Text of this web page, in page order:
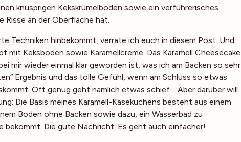
knusprigen Kekskrümelboden sowie ein verführerisches
Risse an der Oberfläche hat.
Techniken hinbekommt, verrate ich euch in diesem Post. Und
mit Keksboden sowie Karamellcreme. Das Karamell Cheesecake
mir wieder einmal klar geworden ist, was ich am Backen so sehr
Ergebnis und das tolle Gefühl, wenn am Schluss so etwas
Oft genug geht nämlich etwas schief… Aber darüber will
Die Basis meines Karamell-Käsekuchens besteht aus einem
Boden ohne Backen sowie dazu, ein Wasserbad zu
bekommt. Die gute Nachricht: Es geht auch einfacher!